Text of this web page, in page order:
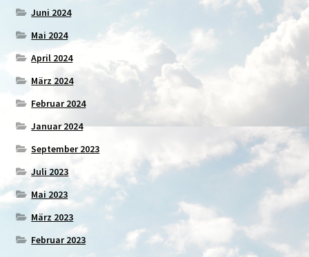
Juni 2024
Mai 2024
April 2024
März 2024
Februar 2024
Januar 2024
September 2023
Juli 2023
Mai 2023
März 2023
Februar 2023